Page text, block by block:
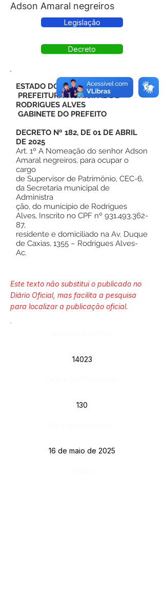
Adson Amaral negreiros
Legislação
Decreto
ESTADO DO ACRE
PREFEITURA MUNICIPAL DE
RODRIGUES ALVES
GABINETE DO PREFEITO
DECRETO Nº 182, DE 01 DE ABRIL
DE 2025
Art. 1º A Nomeação do senhor Adson
Amaral negreiros, para ocupar o
cargo
de Supervisor de Patrimônio, CEC-6,
da Secretaria municipal de
Administra
ção, do município de Rodrigues
Alves, Inscrito no CPF nº 931.493.362-
87,
residente e domiciliado na Av. Duque
de Caxias, 1355 – Rodrigues Alves-
Ac.
Este texto não substitui o publicado no
Diário Oficial, mas facilita a pesquisa
para localizar a publicação oficial.
14023
130
16 de maio de 2025